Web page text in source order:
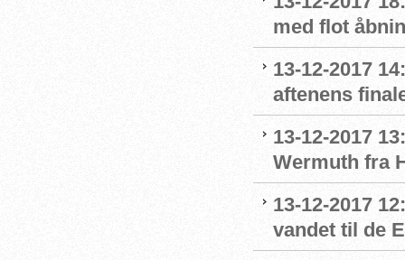
med flot
13-12-2017
aftenens
13-12-2017
Wermuth fra
13-12-2017
vandet til de